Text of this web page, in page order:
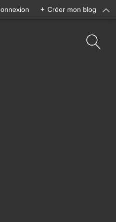
+ Créer mon blog